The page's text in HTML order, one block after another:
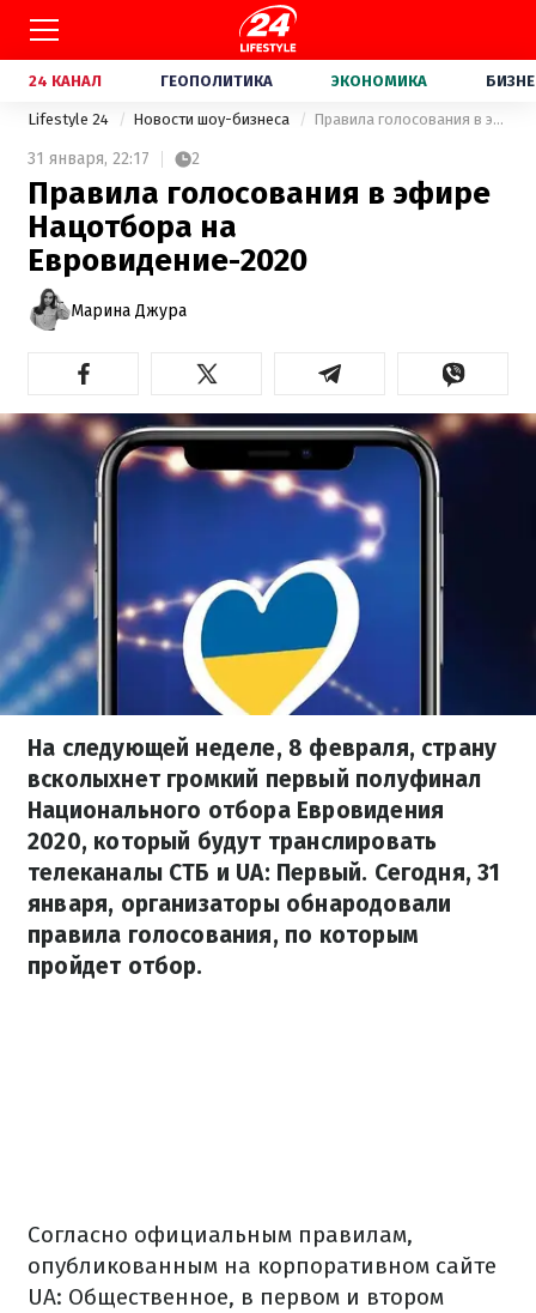
24 КАНАЛ ГЕОПОЛИТИКА ЭКОНОМИКА
Lifestyle 24 Новости шоу-бизнеса Правила голосования в эфире Нацотбора на Евровидение-2020
31 января, 22:17 2
Правила голосования в эфире
Нацотбора на
Евровидение-2020
Марина Джура
На следующей неделе, 8 февраля, страну
всколыхнет громкий первый полуфинал
Национального отбора Евровидения
2020, который будут транслировать
телеканалы СТБ и UA: Первый. Сегодня, 31
января, организаторы обнародовали
правила голосования, по которым
пройдет отбор.
Согласно официальным правилам,
опубликованным на корпоративном сайте
UA: Общественное, в первом и втором